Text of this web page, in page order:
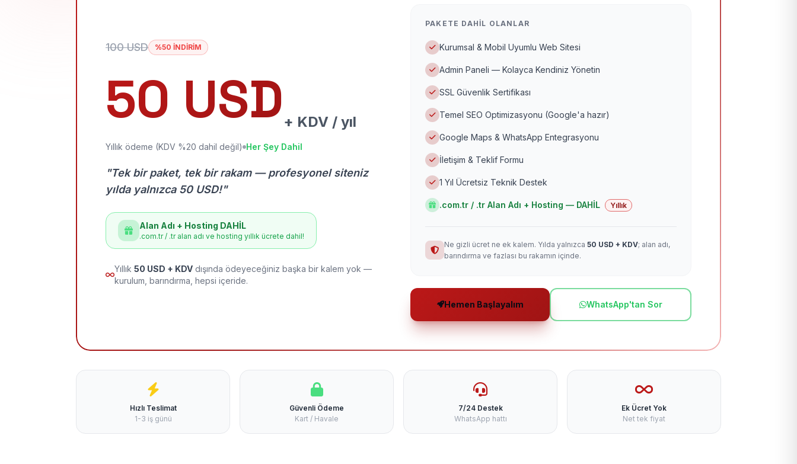
100 USD %50 İNDİRİM
50 USD + KDV / yıl
Yıllık ödeme (KDV %20 dahil değil) Her Şey Dahil
"Tek bir paket, tek bir rakam — profesyonel siteniz
yılda yalnızca 50 USD!"
Alan Adı + Hosting DAHİL
.com.tr / .tr alan adı ve hosting yıllık ücrete dahil!
Yıllık 50 USD + KDV dışında ödeyeceğiniz başka bir kalem yok —
kurulum, barındırma, hepsi içeride.
PAKETE DAHIL OLANLAR
Kurumsal & Mobil Uyumlu Web Sitesi
Admin Paneli — Kolayca Kendiniz Yönetin
SSL Güvenlik Sertifikası
Temel SEO Optimizasyonu (Google'a hazır)
Google Maps & WhatsApp Entegrasyonu
İletişim & Teklif Formu
1 Yıl Ücretsiz Teknik Destek
.com.tr / .tr Alan Adı + Hosting — DAHİL Yıllık
Ne gizli ücret ne ek kalem. Yılda yalnızca 50 USD + KDV; alan adı,
barındırma ve fazlası bu rakamın içinde.
Hemen Başlayalım WhatsApp'tan Sor
Hızlı Teslimat
1-3 iş günü
Güvenli Ödeme
Kart / Havale
7/24 Destek
WhatsApp hattı
Ek Ücret Yok
Net tek fiyat